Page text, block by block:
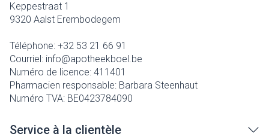
Keppestraat 1
9320 Aalst Erembodegem
Téléphone: +32 53 21 66 91
Courriel: info@apotheekboel.be
Numéro de licence: 411401
Pharmacien responsable: Barbara Steenhaut
Numéro TVA: BE0423784090
Service à la clientèle